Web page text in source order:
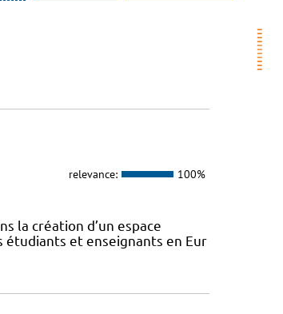
relevance: 100%
la création d’un espace
étudiants et enseignants en Eur